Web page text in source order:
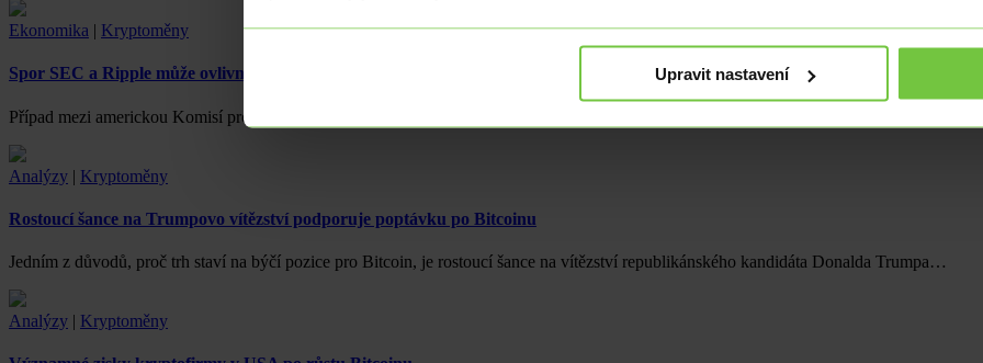
Upravit nastavení
Ekonomika | Kryptoměny
Spor SEC a Ripple může ovlivnit budoucnost kryptoměn
Případ mezi americkou Komisí pro cenné papíry (SEC) a společností Ripple pokračuje, ale nedávné odvolání SEC nijak nezpochybňuje
Analýzy | Kryptoměny
Rostoucí šance na Trumpovo vítězství podporuje poptávku po Bitcoinu
Jedním z důvodů, proč trh staví na býčí pozice pro Bitcoin, je rostoucí šance na vítězství republikánského kandidáta Donalda Trumpa…
Analýzy | Kryptoměny